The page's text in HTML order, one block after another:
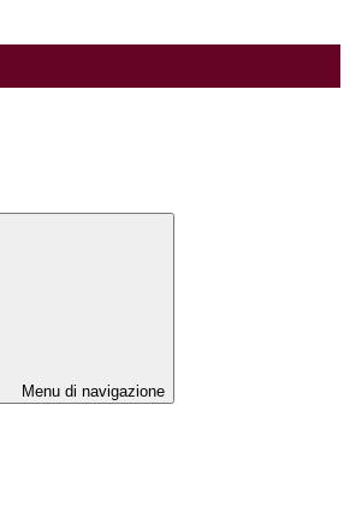
Menu di navigazione